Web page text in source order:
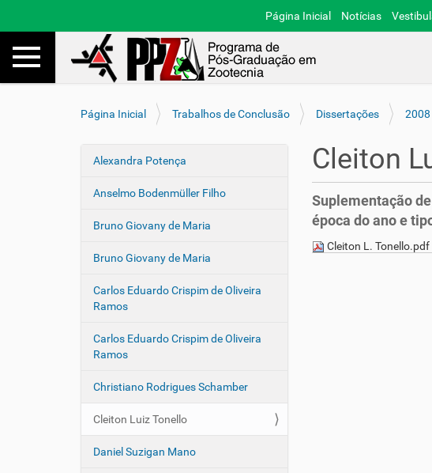
Página Inicial Notícias
Toggle navigation Busca
V
Página Inicial Trabalhos de Conclusão Dissertações 2008
N
e
a
ç
ã
Alexandra Potença
Anselmo Bodenmüller Filho
Bruno Giovany de Maria
Bruno Giovany de Maria
Carlos Eduardo Crispim de Oliveira
Ramos
Carlos Eduardo Crispim de Oliveira
Ramos
Christiano Rodrigues Schamber
Cleiton Luiz Tonello
Daniel Suzigan Mano
Cleiton
Suplementação
época do ano e
Cleiton L. Tonello.pdf